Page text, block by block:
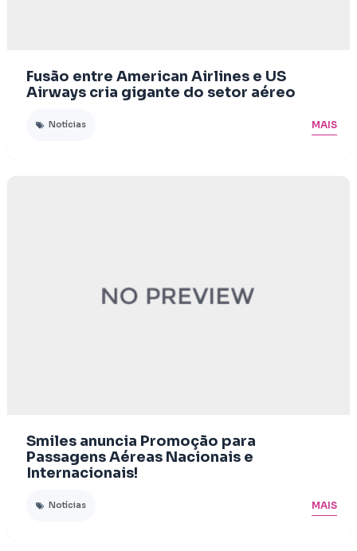
Fusão entre American Airlines e US
Airways cria gigante do setor aéreo
Notícias MAIS
Smiles anuncia Promoção para
Passagens Aéreas Nacionais e
Internacionais!
Notícias MAIS